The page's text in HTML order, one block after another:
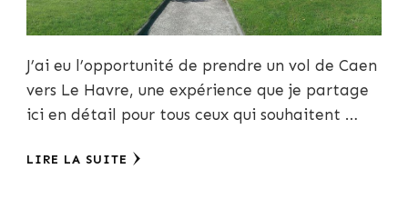
J’ai eu l’opportunité de prendre un vol de Caen
vers Le Havre, une expérience que je partage
ici en détail pour tous ceux qui souhaitent …
LIRE LA SUITE